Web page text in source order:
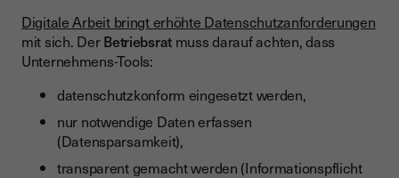
Digitale Arbeit bringt erhöhte Datenschutzanforderungen
mit sich. DerBetriebsrat muss darauf achten, dass
Unternehmens-Tools:
datenschutzkonform eingesetzt werden,
nur notwendige Daten erfassen
(Datensparsamkeit),
transparent gemacht werden (Informationspflicht